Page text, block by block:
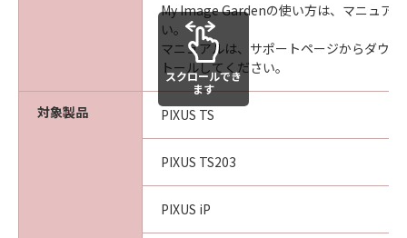
My Image Gardenの使い方は、マニュア
い。
マニュアルは、サポートページからダウ
トールしてください。
対象製品 PIXUS TS
PIXUS TS203
PIXUS iP
スクロールでき
ます